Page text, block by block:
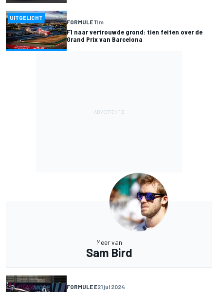
UITGELICHT
FORMULE 11 m
F1 naar vertrouwde grond: tien feiten over de
Grand Prix van Barcelona
Meer van
Sam Bird
FORMULE E21 jul 2024